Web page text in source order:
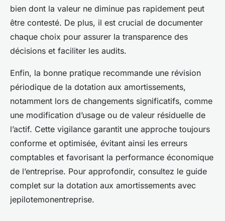
bien dont la valeur ne diminue pas rapidement peut
être contesté. De plus, il est crucial de documenter
chaque choix pour assurer la transparence des
décisions et faciliter les audits.
Enfin, la bonne pratique recommande une révision
périodique de la dotation aux amortissements,
notamment lors de changements significatifs, comme
une modification d’usage ou de valeur résiduelle de
l’actif. Cette vigilance garantit une approche toujours
conforme et optimisée, évitant ainsi les erreurs
comptables et favorisant la performance économique
de l’entreprise. Pour approfondir, consultez le guide
complet sur la dotation aux amortissements avec
jepilotemonentreprise.